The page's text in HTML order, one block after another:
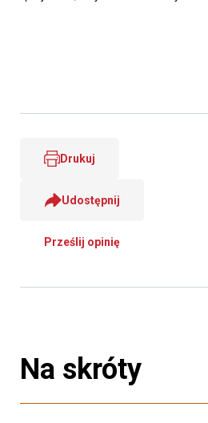
Drukuj
Udostępnij
Prześlij opinię
Na skróty